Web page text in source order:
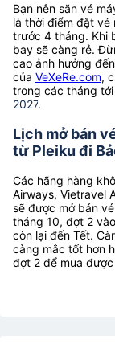
Bạn nên săn vé
là thời điểm đặt vé
trước 4 tháng. Khi
bay sẽ càng rẻ.
cao ảnh hưởng
của VeXeRe.com,
trong các tháng
2027.
Lịch mở bán
từ Pleiku đi
Các hãng hàng
Airways, Vietravel
sẽ được mở bán
tháng 10, đợt 2
còn lại đến Tết.
càng mắc tốt hơn
đợt 2 để mua